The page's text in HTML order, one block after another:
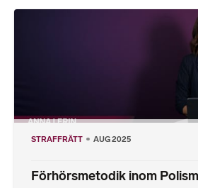
STRAFFRÄTT AUG 2025
Förhörsmetodik inom